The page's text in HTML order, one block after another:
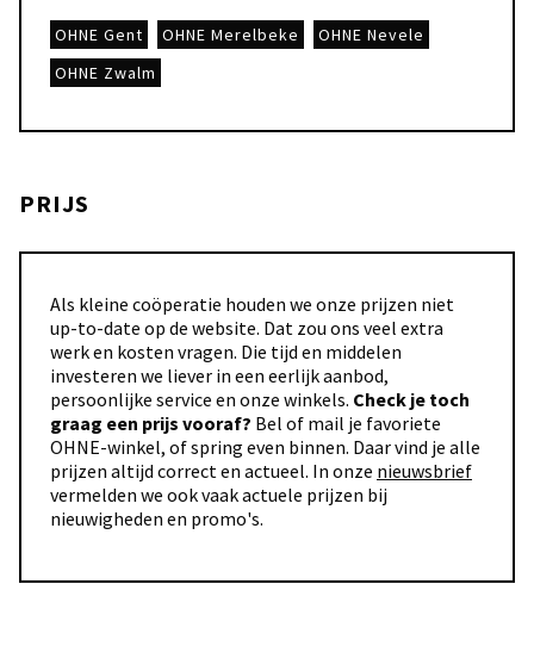
OHNE Gent OHNE Merelbeke
OHNE Nevele
OHNE Zwalm
PRIJS
Als kleine coöperatie houden we onze prijzen niet
up-to-date op de website. Dat zou ons veel extra
werk en kosten vragen. Die tijd en middelen
investeren we liever in een eerlijk aanbod,
persoonlijke service en onze winkels. Check je toch
graag een prijs vooraf? Bel of mail je favoriete
OHNE-winkel, of spring even binnen. Daar vind je alle
prijzen altijd correct en actueel. In onze nieuwsbrief
vermelden we ook vaak actuele prijzen bij
nieuwigheden en promo's.